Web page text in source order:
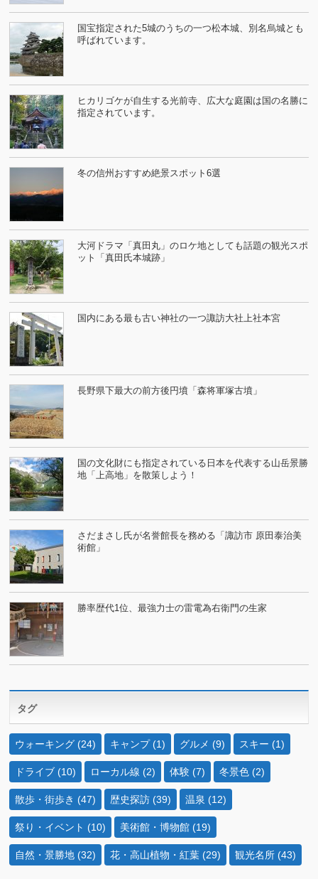
国宝指定された5城のうちの一つ松本城、別名烏城とも
呼ばれています。
ヒカリゴケが自生する光前寺、広大な庭園は国の名勝に
指定されています。
冬の信州おすすめ絶景スポット6選
大河ドラマ「真田丸」のロケ地としても話題の観光スポ
ット「真田氏本城跡」
国内にある最も古い神社の一つ諏訪大社上社本宮
長野県下最大の前方後円墳「森将軍塚古墳」
国の文化財にも指定されている日本を代表する山岳景勝
地「上高地」を散策しよう！
さだまさし氏が名誉館長を務める「諏訪市 原田泰治美
術館」
勝率歴代1位、最強力士の雷電為右衛門の生家
タグ
ウォーキング (24) キャンプ(1) グルメ (9) スキー (1)
ドライブ (10) ローカル線 (2) 体験 (7) 冬景色 (2)
散歩・街歩き (47) 歴史探訪 (39) 温泉 (12)
祭り・イベント (10) 美術館・博物館 (19)
自然・景勝地 (32) 花・高山植物・紅葉 (29) 観光名所 (43)